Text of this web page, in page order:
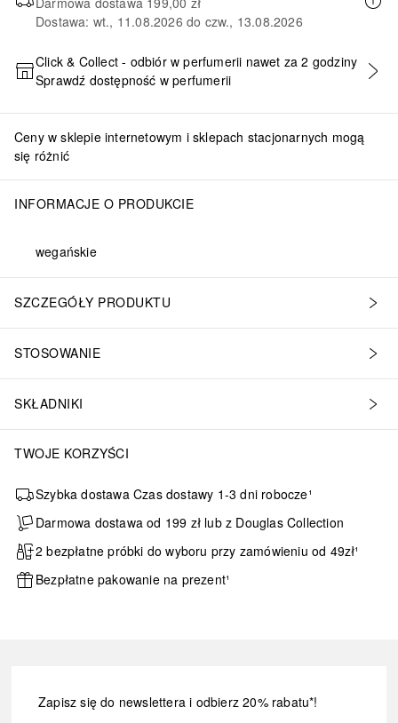
Dostawa: wt., 11.08.2026 do czw., 13.08.2026
DODAJ DO KOSZYKA
Click & Collect - odbiór w perfumerii nawet za 2 godziny
Sprawdź dostępność w perfumerii
Ceny w sklepie internetowym i sklepach stacjonarnych mogą
się różnić
INFORMACJE O PRODUKCIE
wegańskie
SZCZEGÓŁY PRODUKTU
STOSOWANIE
SKŁADNIKI
TWOJE KORZYŚCI
Szybka dostawa Czas dostawy 1-3 dni robocze¹
Darmowa dostawa od 199 zł lub z Douglas Collection
2 bezpłatne próbki do wyboru przy zamówieniu od 49zł¹
Bezpłatne pakowanie na prezent¹
Zapisz się do newslettera i odbierz 20% rabatu*!